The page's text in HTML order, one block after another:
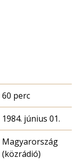
60 perc
1984. június 01.
Magyarország
(közrádió)